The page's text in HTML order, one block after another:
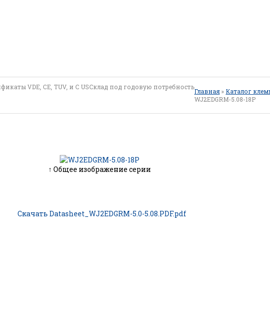
VDE, CE, TUV, и C USСклад под годовую потребность
Главная » Каталог
WJ2EDGRM-5.08-18P
↑ Общее изображение серии
Скачать Datasheet_WJ2EDGRM-5.0-5.08.PDF.pdf